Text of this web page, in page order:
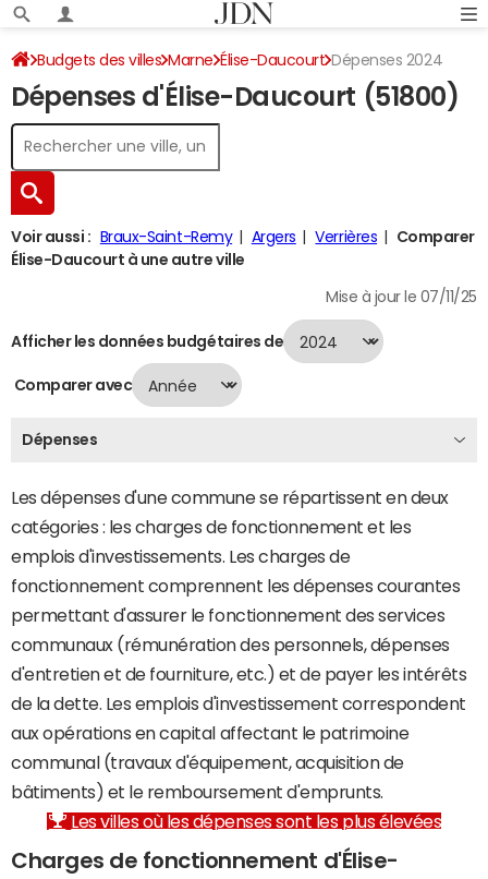
Budgets des villes Marne Élise-Daucourt Dépenses 2024
Dépenses d'Élise-Daucourt (51800)
Voir aussi : Braux-Saint-Remy Argers Verrières
Comparer
Élise-Daucourt à une autre ville
Mise à jour le 07/11/25
Afficher les données budgétaires de
Comparer avec
Dépenses
Les dépenses d'une commune se répartissent en deux
catégories : les charges de fonctionnement et les
emplois d'investissements. Les charges de
fonctionnement comprennent les dépenses courantes
permettant d'assurer le fonctionnement des services
communaux (rémunération des personnels, dépenses
d'entretien et de fourniture, etc.) et de payer les intérêts
de la dette. Les emplois d'investissement correspondent
aux opérations en capital affectant le patrimoine
communal (travaux d'équipement, acquisition de
bâtiments) et le remboursement d'emprunts.
Les villes où les dépenses sont les plus élevées
Charges de fonctionnement d'Élise-